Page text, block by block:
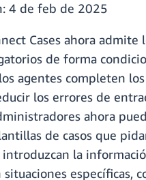
4 de feb de 2025
Cases ahora admite
de forma
agentes completen
los errores de
ahora
de casos que
la
específicas,